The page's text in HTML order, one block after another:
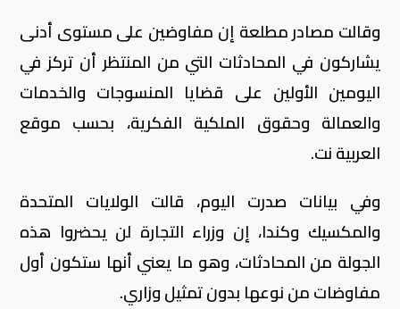
وقالت مصادر مطلعة إن مفاوضين على مستوى أدنى
يشاركون في المحادثات التي من المنتظر أن تركز في
اليومين الأولين على قضايا المنسوجات والخدمات
والعمالة وحقوق الملكية الفكرية، بحسب موقع
العربية نت.
وفي بيانات صدرت اليوم، قالت الولايات المتحدة
والمكسيك وكندا، إن وزراء التجارة لن يحضروا هذه
الجولة من المحادثات، وهو ما يعني أنها ستكون أول
مفاوضات من نوعها بدون تمثيل وزاري.